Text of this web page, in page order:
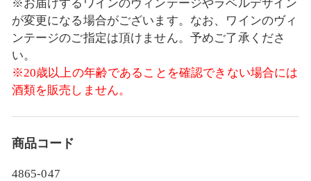
※お届けするワインのヴィンテージやラベルデザイン
が変更になる場合がございます。なお、ワインのヴィ
ンテージのご指定は頂けません。予めご了承くださ
い。
※20歳以上の年齢であることを確認できない場合には
酒類を販売しません。
商品コード
4865-047